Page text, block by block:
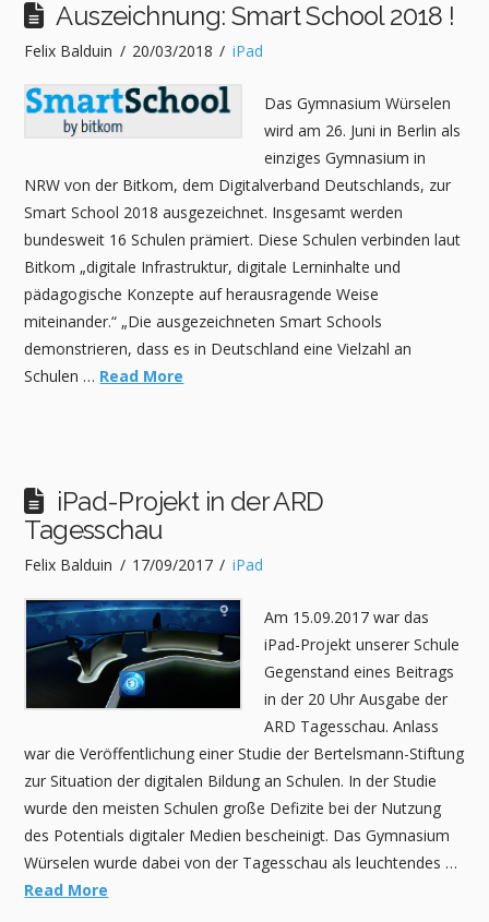
Auszeichnung: Smart School 2018 !
Felix Balduin 20/03/2018 iPad
Das Gymnasium Würselen
wird am 26. Juni in Berlin als
einziges Gymnasium in
NRW von der Bitkom, dem Digitalverband Deutschlands, zur
Smart School 2018 ausgezeichnet. Insgesamt werden
bundesweit 16 Schulen prämiert. Diese Schulen verbinden laut
Bitkom „digitale Infrastruktur, digitale Lerninhalte und
pädagogische Konzepte auf herausragende Weise
miteinander.“ „Die ausgezeichneten Smart Schools
demonstrieren, dass es in Deutschland eine Vielzahl an
Schulen … Read More
iPad-Projekt in der ARD
Tagesschau
Felix Balduin 17/09/2017 iPad
Am 15.09.2017 war das
iPad-Projekt unserer Schule
Gegenstand eines Beitrags
in der 20 Uhr Ausgabe der
ARD Tagesschau. Anlass
war die Veröffentlichung einer Studie der Bertelsmann-Stiftung
zur Situation der digitalen Bildung an Schulen. In der Studie
wurde den meisten Schulen große Defizite bei der Nutzung
des Potentials digitaler Medien bescheinigt. Das Gymnasium
Würselen wurde dabei von der Tagesschau als leuchtendes …
Read More